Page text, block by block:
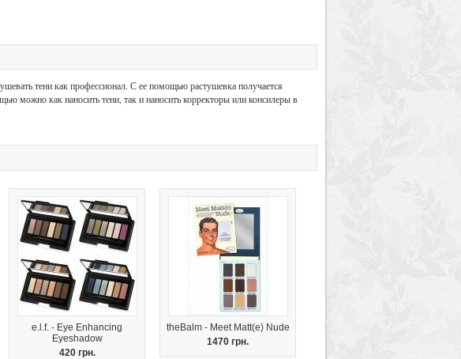
тени как профессионал. С ее помощью растушевка получается
можно как наносить тени, так и наносить корректоры или консилеры в
e.l.f. - Eye Enhancing
Eyeshadow
420 грн.
theBalm - Meet Matt(e) Nude
1470 грн.